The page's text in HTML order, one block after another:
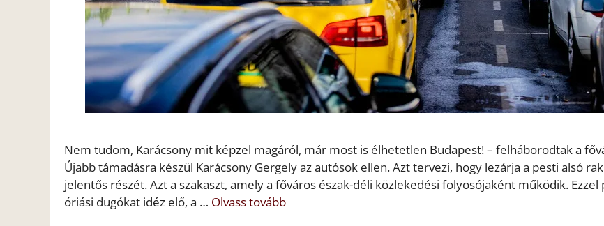
Nem tudom, Karácsony mit képzel magáról, már most is élhetetlen Budapest! – felháborodtak a
Újabb támadásra készül Karácsony Gergely az autósok ellen. Azt tervezi, hogy lezárja a pesti alsó
jelentős részét. Azt a szakaszt, amely a főváros észak-déli közlekedési folyosójaként működik. Ezzel
óriási dugókat idéz elő, a … Olvass tovább